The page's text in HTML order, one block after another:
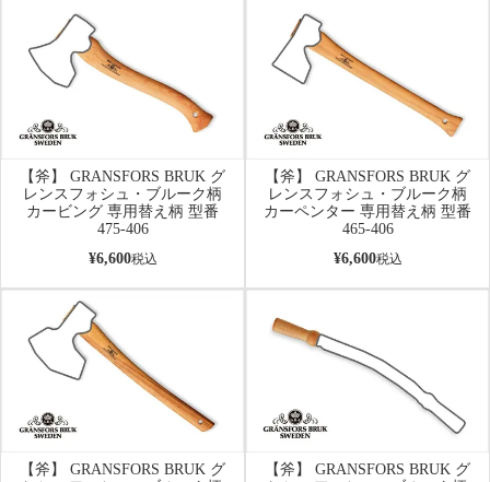
【斧】 GRANSFORS BRUK グ
レンスフォシュ・ブルーク柄
カービング 専用替え柄 型番
475-406
¥6,600税込
【斧】 GRANSFORS BRUK グ
レンスフォシュ・ブルーク柄
カーペンター 専用替え柄 型番
465-406
¥6,600税込
【斧】 GRANSFORS BRUK グ
【斧】 GRANSFORS BRUK グ